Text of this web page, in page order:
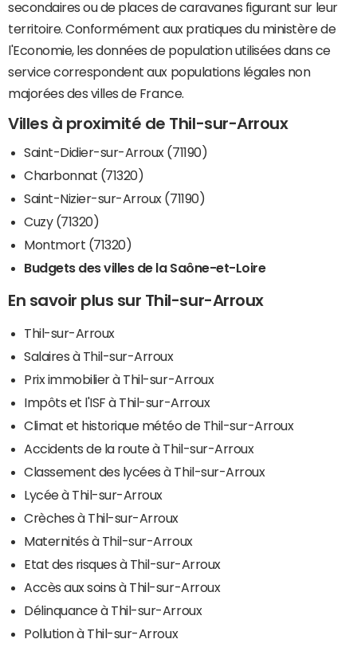
secondaires ou de places de caravanes figurant sur leur
territoire. Conformément aux pratiques du ministère de
l'Economie, les données de population utilisées dans ce
service correspondent aux populations légales non
majorées des villes de France.
Villes à proximité de Thil-sur-Arroux
Saint-Didier-sur-Arroux (71190)
Charbonnat (71320)
Saint-Nizier-sur-Arroux (71190)
Cuzy (71320)
Montmort (71320)
Budgets des villes de la Saône-et-Loire
En savoir plus sur Thil-sur-Arroux
Thil-sur-Arroux
Salaires à Thil-sur-Arroux
Prix immobilier à Thil-sur-Arroux
Impôts et l'ISF à Thil-sur-Arroux
Climat et historique météo de Thil-sur-Arroux
Accidents de la route à Thil-sur-Arroux
Classement des lycées à Thil-sur-Arroux
Lycée à Thil-sur-Arroux
Crèches à Thil-sur-Arroux
Maternités à Thil-sur-Arroux
Etat des risques à Thil-sur-Arroux
Accès aux soins à Thil-sur-Arroux
Délinquance à Thil-sur-Arroux
Pollution à Thil-sur-Arroux